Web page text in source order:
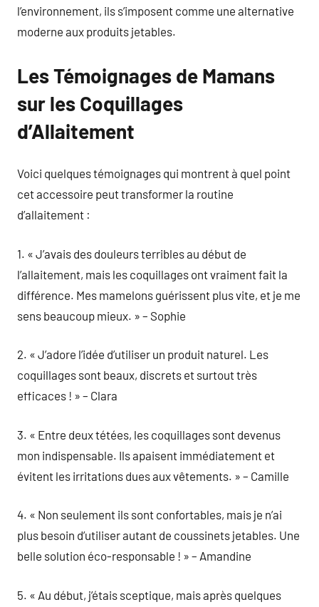
l’environnement, ils s’imposent comme une alternative
moderne aux produits jetables.
Les Témoignages de Mamans
sur les Coquillages
d’Allaitement
Voici quelques témoignages qui montrent à quel point
cet accessoire peut transformer la routine
d’allaitement :
1. « J’avais des douleurs terribles au début de
l’allaitement, mais les coquillages ont vraiment fait la
différence. Mes mamelons guérissent plus vite, et je me
sens beaucoup mieux. » – Sophie
2. « J’adore l’idée d’utiliser un produit naturel. Les
coquillages sont beaux, discrets et surtout très
efficaces ! » – Clara
3. « Entre deux tétées, les coquillages sont devenus
mon indispensable. Ils apaisent immédiatement et
évitent les irritations dues aux vêtements. » – Camille
4. « Non seulement ils sont confortables, mais je n’ai
plus besoin d’utiliser autant de coussinets jetables. Une
belle solution éco-responsable ! » – Amandine
5. « Au début, j’étais sceptique, mais après quelques